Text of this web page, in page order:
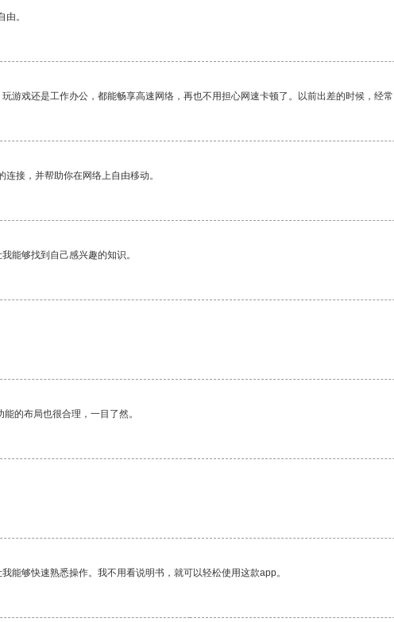
。
游戏还是工作办公，都能畅享高速网络，再也不用担心网速卡顿了。以前出差的时候，经
接，并帮助你在网络上自由移动。
能够找到自己感兴趣的知识。
的布局也很合理，一目了然。
能够快速熟悉操作。我不用看说明书，就可以轻松使用这款app。